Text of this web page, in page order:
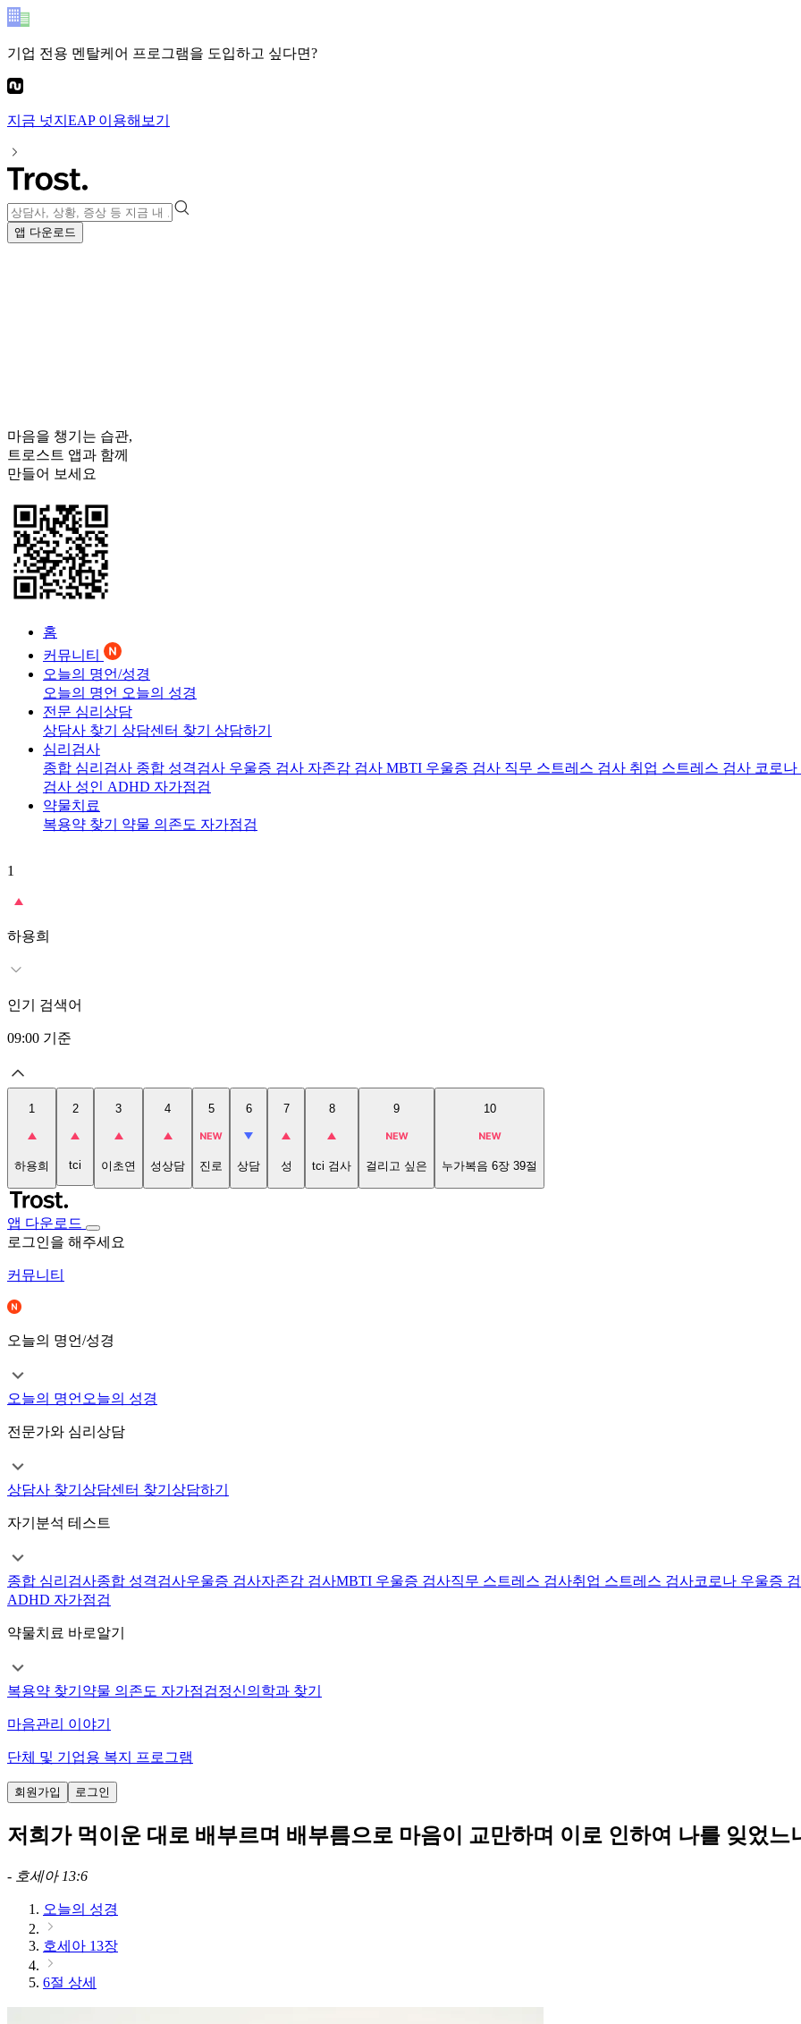
기업 전용 멘탈케어 프로그램을 도입하고 싶다면?
지금 넛지EAP이용해보기
앱 다운로드
마음을 챙기는 습관,
트로스트 앱과 함께
만들어 보세요
홈
커뮤니티
오늘의 명언/성경
오늘의 명언 오늘의 성경
전문 심리상담
상담사 찾기 상담센터 찾기 상담하기
심리검사
종합 심리검사 종합 성격검사 우울증 검사 자존감 검사 MBTI 우울증 검사 직무 스트레스 검사 취업 스트레스 검사 코로
검사 성인 ADHD 자가점검
약물치료
복용약 찾기 약물 의존도 자가점검
1
하용희
인기 검색어
09:00 기준
1
하용희
2
tci
3
이초연
4
성상담
5
진로
6
상담
7
성
8
tci 검사
9
걸리고 싶은
10
누가복음 6장 39절
앱 다운로드
로그인을 해주세요
커뮤니티
오늘의 명언/성경
오늘의 명언 오늘의 성경
전문가와 심리상담
상담사 찾기 상담센터 찾기 상담하기
자기분석 테스트
종합 심리검사종합 성격검사우울증 검사자존감 검사MBTI 우울증 검사직무 스트레스 검사취업 스트레스 검사코로나 우울증
ADHD 자가점검
약물치료 바로알기
복용약 찾기 약물 의존도 자가점검정신의학과 찾기
마음관리 이야기
단체 및 기업용 복지 프로그램
회원가입 로그인
저희가 먹이운 대로 배부르며 배부름으로 마음이 교만하며 이로 인하여 나를 잊었느
- 호세아 13:6
오늘의 성경
호세아 13장
6절 상세